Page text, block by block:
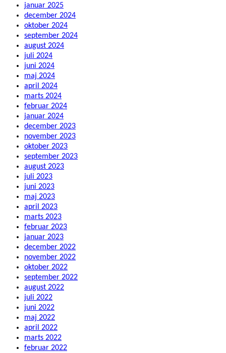
januar 2025
december 2024
oktober 2024
september 2024
august 2024
juli 2024
juni 2024
maj 2024
april 2024
marts 2024
februar 2024
januar 2024
december 2023
november 2023
oktober 2023
september 2023
august 2023
juli 2023
juni 2023
maj 2023
april 2023
marts 2023
februar 2023
januar 2023
december 2022
november 2022
oktober 2022
september 2022
august 2022
juli 2022
juni 2022
maj 2022
april 2022
marts 2022
februar 2022